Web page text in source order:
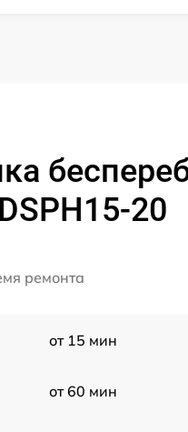
DSPH15-20
ремонта
от 15 мин
от 60 мин